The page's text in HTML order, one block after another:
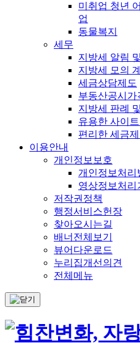
미취업 청년
업
동물복지
세무
지방세 알림
지방세 모의
세금상담제도
부동산공시가
지방세 판례
유용한 사이
편리한 세금
이용안내
개인정보보호
개인정보처리
영상정보처리
저작권정책
행정서비스헌장
찾아오시는길
배너전체보기
뷰어다운로드
누리집개선의견
전체메뉴